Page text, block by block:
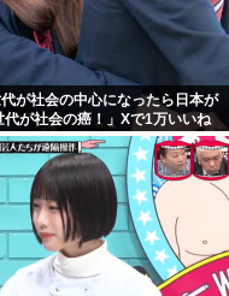
が社会の中心になったら日本が
代が社会の癌！」Xで1万いいね